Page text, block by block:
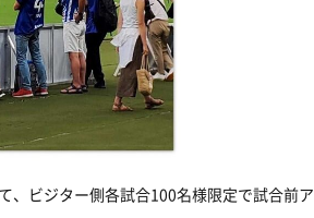
、ビジター側各試合100名様限定で試合前ア